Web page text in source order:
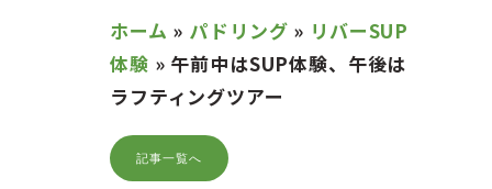
ホーム » パドリング » リバーSUP
体験 » 午前中はSUP体験、午後は
ラフティングツアー
記事一覧へ